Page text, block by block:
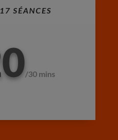
SÉANCES
/30 mins